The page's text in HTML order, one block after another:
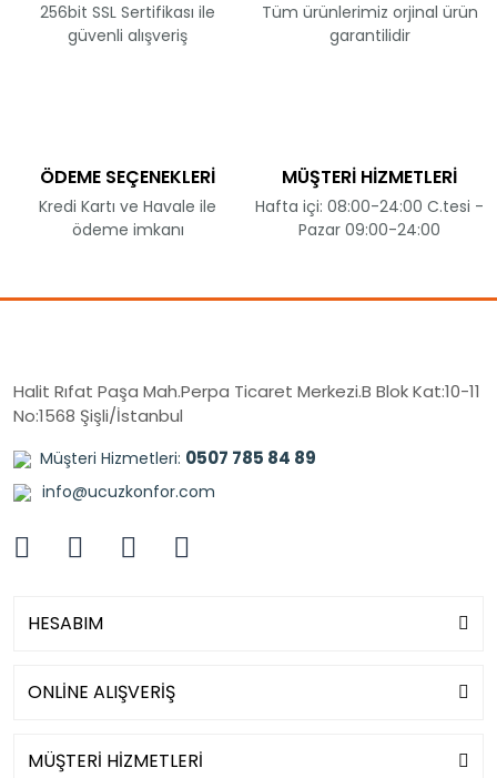
256bit SSL Sertifikası ile
güvenli alışveriş
Tüm ürünlerimiz orjinal ürün
garantilidir
ÖDEME SEÇENEKLERİ
Kredi Kartı ve Havale ile
ödeme imkanı
MÜŞTERİ HİZMETLERİ
Hafta içi: 08:00-24:00 C.tesi -
Pazar 09:00-24:00
Halit Rıfat Paşa Mah.Perpa Ticaret Merkezi.B Blok Kat:10-11
No:1568 Şişli/İstanbul
Müşteri Hizmetleri: 0507 785 84 89
info@ucuzkonfor.com
HESABIM
ONLİNE ALIŞVERİŞ
MÜŞTERİ HİZMETLERİ